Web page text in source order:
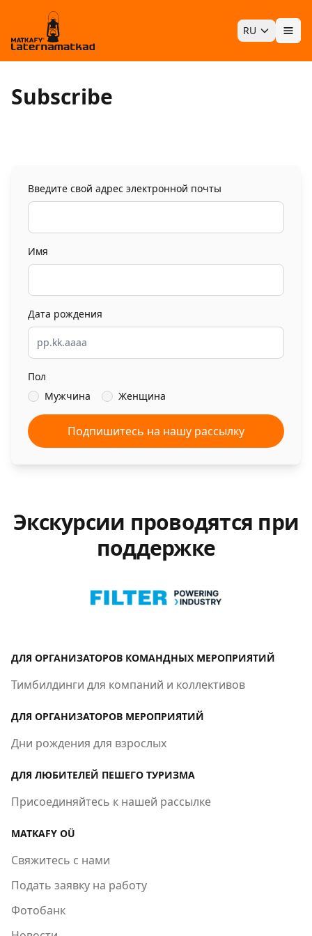
RU
Subscribe
Введите свой адрес электронной почты
Имя
Дата рождения
Пол
Мужчина
Женщина
Подпишитесь на нашу рассылку
Экскурсии проводятся при
поддержке
ДЛЯ ОРГАНИЗАТОРОВ КОМАНДНЫХ МЕРОПРИЯТИЙ
Тимбилдинги для компаний и коллективов
ДЛЯ ОРГАНИЗАТОРОВ МЕРОПРИЯТИЙ
Дни рождения для взрослых
ДЛЯ ЛЮБИТЕЛЕЙ ПЕШЕГО ТУРИЗМА
Присоединяйтесь к нашей рассылке
MATKAFY OÜ
Свяжитесь с нами
Подать заявку на работу
Фотобанк